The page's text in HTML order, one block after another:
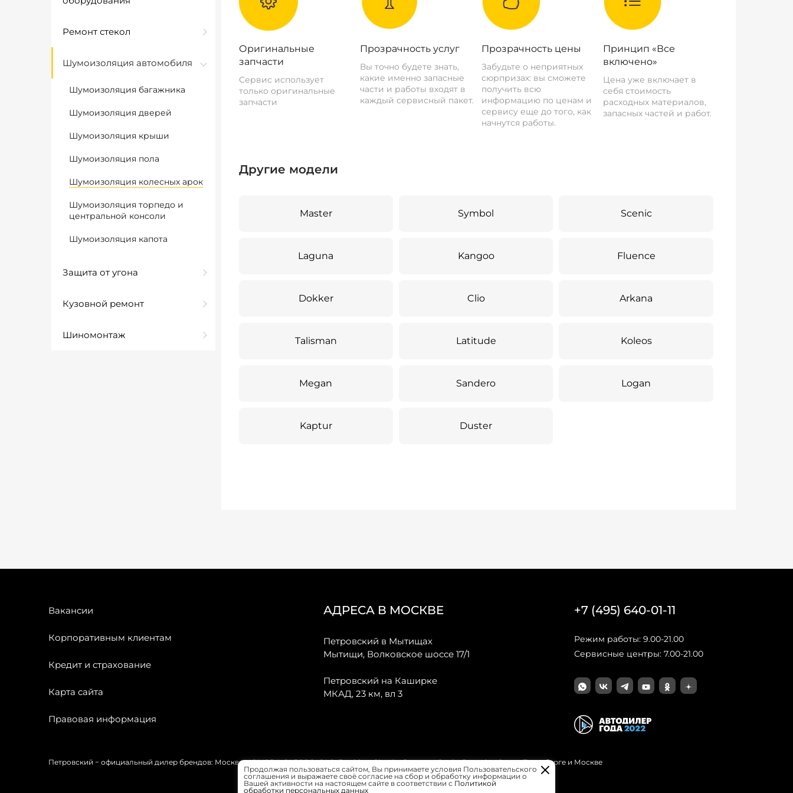
Ремонт стекол
Шумоизоляция автомобиля
Шумоизоляция багажника
Шумоизоляция дверей
Шумоизоляция крыши
Шумоизоляция пола
Шумоизоляция колесных арок
Шумоизоляция торпедо и
центральной консоли
Шумоизоляция капота
Защита от угона
Кузовной ремонт
Шиномонтаж
Оригинальные
запчасти
Сервис использует
только оригинальные
запчасти
Прозрачность услуг
Вы точно будете знать,
какие именно запасные
части и работы входят в
каждый сервисный пакет.
Прозрачность цены
Забудьте о неприятных
сюрпризах: вы сможете
получить всю
информацию по ценам и
сервису еще до того, как
начнутся работы.
Принцип «Все
включено»
Цена уже включает в
себя стоимость
расходных материалов,
запасных частей и работ.
Другие модели
Master Symbol Scenic
Laguna Kangoo Fluence
Dokker Clio Arkana
Talisman Latitude Koleos
Megan Sandero Logan
Kaptur Duster
Вакансии
Корпоративным клиентам
Кредит и страхование
Карта сайта
Правовая информация
АДРЕСА В МОСКВЕ
Петровский в Мытищах
Мытищи, Волковское шоссе 17/1
Петровский на Каширке
МКАД, 23 км, вл 3
+7 (495) 640-01-11
Режим работы: 9.00-21.00
Сервисные центры: 7.00-21.00
Петровский − официальный дилер брендов: Москвич, OMODA, JAECOO, GAC, Forthing, Citroёn, Peugeot, Opel и Renault в Санкт-Петербурге и Москве
Продолжая пользоваться сайтом, Вы принимаете условия Пользовательского
соглашения и выражаете своё согласие на сбор и обработку информации о
Вашей активности на настоящем сайте в соответствии с Политикой
обработки персональных данных